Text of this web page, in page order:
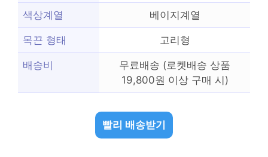
색상계열 베이지계열
목끈 형태 고리형
배송비
무료배송 (로켓배송 상품
19,800원 이상 구매 시)
빨리 배송받기